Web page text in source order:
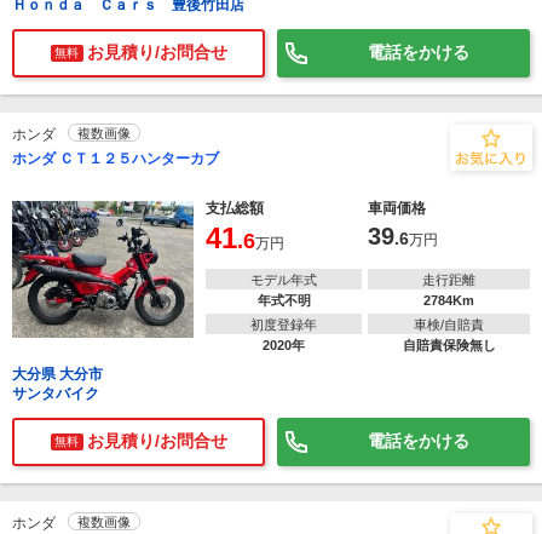
Ｈｏｎｄａ Ｃａｒｓ 豊後竹田店
無料 お見積り/お問合せ 電話をかける
ホンダ 複数画像
ホンダ ＣＴ１２５ハンターカブ
支払総額 車両価格
41.6万円 39.6万円
モデル年式
年式不明
走行距離
2784Km
初度登録年
2020年
車検/自賠責
自賠責保険無し
大分県 大分市
サンタバイク
無料 お見積り/お問合せ 電話をかける
ホンダ 複数画像